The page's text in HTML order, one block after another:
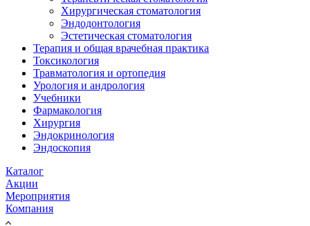
Хирургическая стоматология
Эндодонтология
Эстетическая стоматология
Терапия и общая врачебная практика
Токсикология
Травматология и ортопедия
Урология и андрология
Учебники
Фармакология
Хирургия
Эндокринология
Эндоскопия
Каталог
Акции
Мероприятия
Компания